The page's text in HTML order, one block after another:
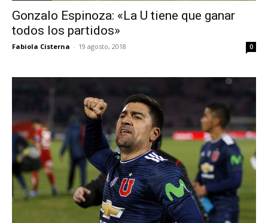
Gonzalo Espinoza: «La U tiene que ganar
todos los partidos»
Fabiola Cisterna - 19 agosto, 2018 0